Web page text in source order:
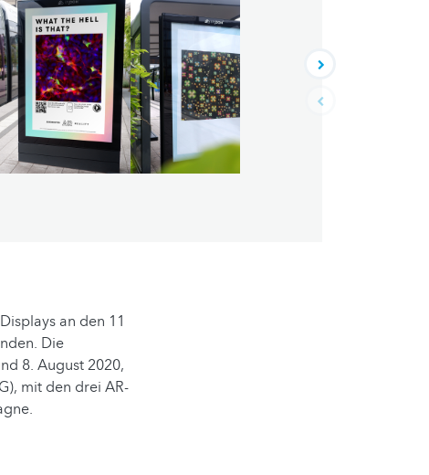
an den 11
Die
8. August 2020,
mit den drei AR-